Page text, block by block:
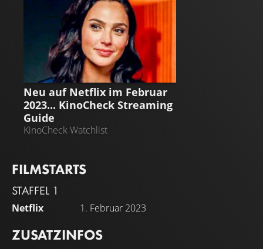
STREAMING GUIDE
Neu auf Netflix im Februar
2023... KinoCheck Streaming
Guide
KinoCheck Watchlist
FILMSTARTS
STAFFEL 1
Netflix 1. Februar 2023
ZUSATZINFOS